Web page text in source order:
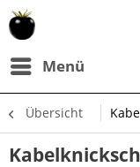
Menü
Übersicht